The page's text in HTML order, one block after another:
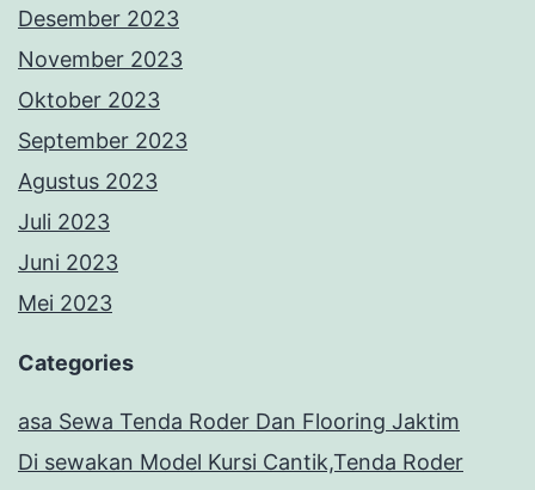
Desember 2023
November 2023
Oktober 2023
September 2023
Agustus 2023
Juli 2023
Juni 2023
Mei 2023
Categories
asa Sewa Tenda Roder Dan Flooring Jaktim
Di sewakan Model Kursi Cantik,Tenda Roder